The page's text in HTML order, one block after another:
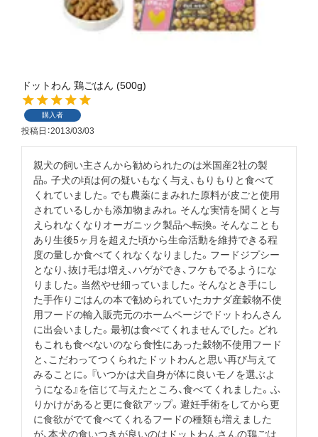
ドットわん 鶏ごはん (500g)
購入者
投稿日 2013/03/03
親犬の飼い主さんから勧められたのは米国産2社の製
品。子犬の頃は何の疑いもなく与え、もりもりと食べて
くれていました。でも農薬にまみれた原料が皮ごと使用
されているしかも添加物まみれ。そんな実情を聞くと与
えられなくなりオーガニック製品へ転換。そんなことも
あり生後5ヶ月を超えた頃から生命活動を維持できる程
度の量しか食べてくれなくなりました。フードジプシー
となり、抜け毛は増え、ハゲができ、フケもでるようにな
りました。当然やせ細っていました。そんなとき手にし
た手作りごはんの本で勧められていたカナダ産穀物不使
用フードの輸入販売元のホームページでドットわんさん
に出会いました。最初は食べてくれませんでした。どれ
もこれも食べないのなら食性にあった穀物不使用フード
と、こだわってつくられたドットわんと思い再び与えて
みることに。『いつかは犬自身が体に良いモノを選ぶよ
うになる』を信じて与えたところ、食べてくれました。ふ
りかけがあると更に食欲アップ。避妊手術をしてから更
に食欲がでて食べてくれるフードの種類も増えました
が、本犬の食いつきが良いのはドットわんさんの鶏ごは